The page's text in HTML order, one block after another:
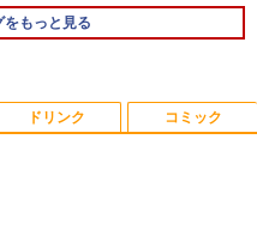
もっと見る
トレイドッグス (1-28巻 最
P40i オフホワイト
feat. Flo Milli, ATL Jacob
ドリンク
限定】 い・ろ・は・す 2L P
×8本
コミック
と 17巻 (デジタル版ビッグガ
ス)